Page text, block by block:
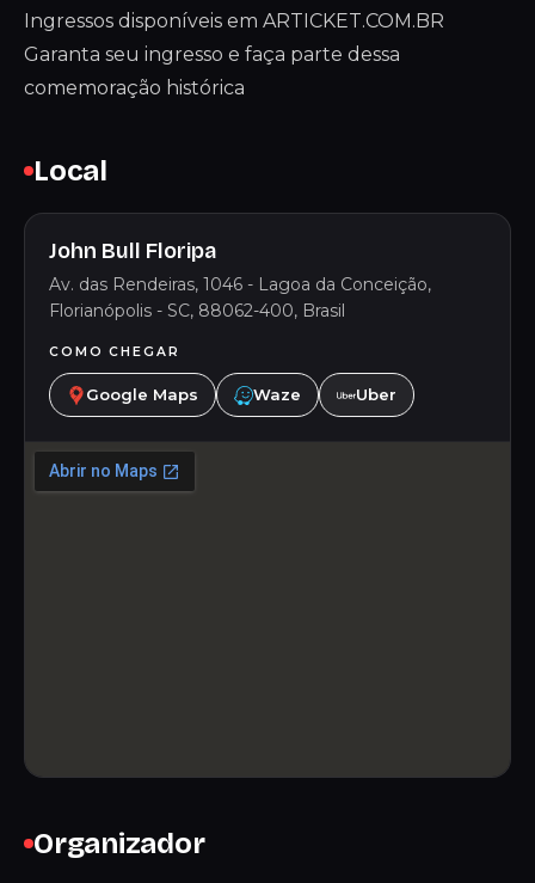
Ingressos disponíveis em ARTICKET.COM.BR
Garanta seu ingresso e faça parte dessa
comemoração histórica
Local
John Bull Floripa
Av. das Rendeiras, 1046 - Lagoa da Conceição,
Florianópolis - SC, 88062-400, Brasil
COMO CHEGAR
Google Maps Waze Uber
Organizador